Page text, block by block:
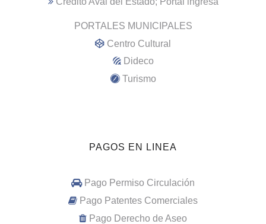
PORTALES MUNICIPALES
Centro Cultural
Dideco
Turismo
PAGOS EN LINEA
Pago Permiso Circulación
Pago Patentes Comerciales
Pago Derecho de Aseo